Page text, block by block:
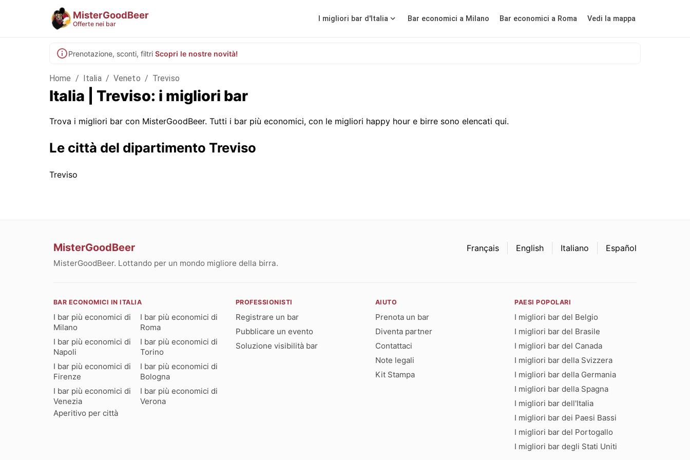
MisterGoodBeer
Offerte nei bar
I migliori bar d'Italia Bar economici a Milano Bar economici a Roma Vedi la mappa
Prenotazione, sconti, filtri Scopri le nostre novità!
Home / Italia / Veneto / Treviso
Italia | Treviso: i migliori bar
Trova i migliori bar con MisterGoodBeer. Tutti i bar più economici, con le migliori happy hour e birre sono elencati qui.
Le città del dipartimento Treviso
Treviso
MisterGoodBeer
MisterGoodBeer. Lottando per un mondo migliore della birra.
Français English Italiano Español
BAR ECONOMICI IN ITALIA
I bar più economici di
Milano
I bar più economici di
Roma
I bar più economici di
Napoli
I bar più economici di
Torino
I bar più economici di
Firenze
I bar più economici di
Bologna
I bar più economici di
Venezia
I bar più economici di
Verona
Aperitivo per città
PROFESSIONISTI
Registrare un bar
Pubblicare un evento
Soluzione visibilità bar
AIUTO
Prenota un bar
Diventa partner
Contattaci
Note legali
Kit Stampa
PAESI POPOLARI
I migliori bar del Belgio
I migliori bar del Brasile
I migliori bar del Canada
I migliori bar della Svizzera
I migliori bar della Germania
I migliori bar della Spagna
I migliori bar dell'Italia
I migliori bar dei Paesi Bassi
I migliori bar del Portogallo
I migliori bar degli Stati Uniti